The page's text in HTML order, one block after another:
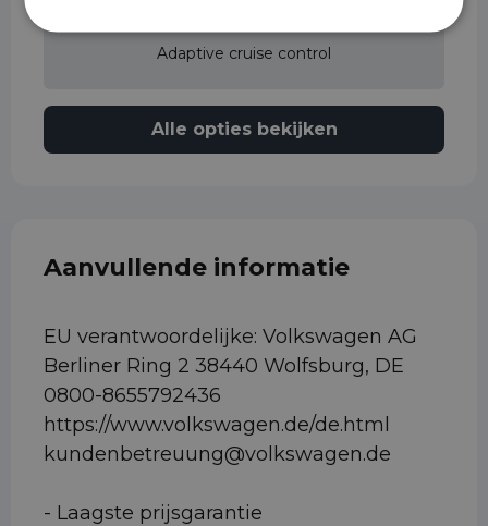
Adaptive cruise control
Alle opties bekijken
Aanvullende informatie
EU verantwoordelijke: Volkswagen AG
Berliner Ring 2 38440 Wolfsburg, DE
0800-8655792436
https://www.volkswagen.de/de.html
kundenbetreuung@volkswagen.de
- Laagste prijsgarantie